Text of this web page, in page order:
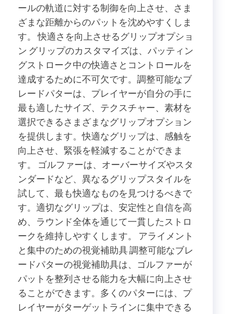
ールの軌道に対する制御を向上させ、さま
ざまな距離からのパットを沈めやすくしま
す。 快適さを向上させるグリップオプショ
ン グリップのカスタマイズは、パッティン
グストローク中の快適さとコントロールを
達成するために不可欠です。調整可能なブ
レードパターは、プレイヤーが自分の手に
最も適したサイズ、テクスチャー、素材を
選択できるさまざまなグリップオプション
を提供します。快適なグリップは、感触を
向上させ、緊張を軽減することができま
す。 ゴルファーは、オーバーサイズやスタ
ンダードなど、異なるグリップスタイルを
試して、最も快適なものを見つけるべきで
す。適切なグリップは、安定性と自信を高
め、ラウンド全体を通じて一貫したストロ
ークを維持しやすくします。 アライメント
と集中のための視覚補助具 調整可能なブレ
ードパターの視覚補助具は、ゴルファーが
パットを整列させる能力を大幅に向上させ
ることができます。多くのパターには、プ
レイヤーがターゲットラインに集中できる